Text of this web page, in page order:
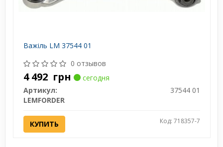
Важіль LM 37544 01
0 отзывов
4 492 грн
сегодня
Артикул:
37544 01
LEMFORDER
КУПИТЬ Код: 718357-7